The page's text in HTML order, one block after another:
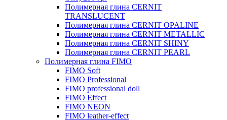
Полимерная глина CERNIT
TRANSLUCENT
Полимерная глина CERNIT OPALINE
Полимерная глина CERNIT METALLIC
Полимерная глина CERNIT SHINY
Полимерная глина CERNIT PEARL
Полимерная глина FIMO
FIMO Soft
FIMO Professional
FIMO professional doll
FIMO Effect
FIMO NEON
FIMO leather-effect